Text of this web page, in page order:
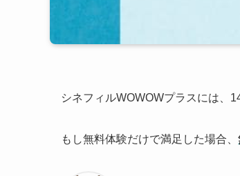
シネフィルWOWOWプラスには、
もし無料体験だけで満足した場合、